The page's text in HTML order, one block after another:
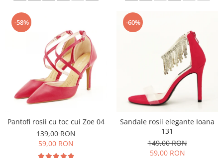
-58%
Pantofi rosii cu toc cui Zoe 04
139,00 RON
59,00 RON
-60%
Sandale rosii elegante Ioana
131
149,00 RON
59,00 RON